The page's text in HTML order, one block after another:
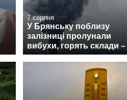
7 серпня
У Брянську поблизу
залізниці пролунали
вибухи, горять склади –